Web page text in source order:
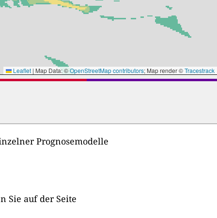
Leaflet | Map Data: ©OpenStreetMap contributors; Map render ©Tracestrack
Prognosemodelle
Sie auf der Seite